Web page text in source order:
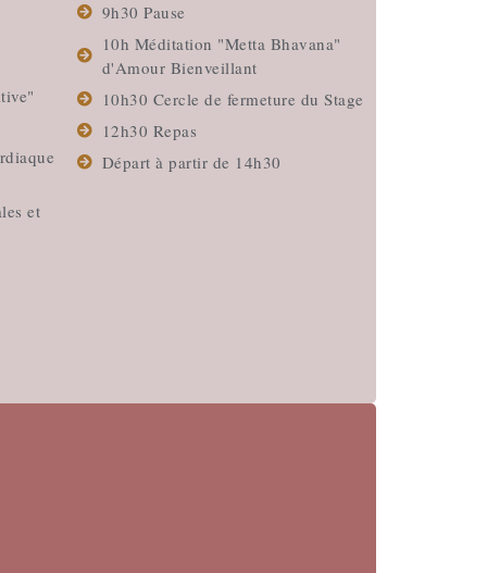
et
9h30 Pause
10h Méditation "Metta Bhavana"
d'Amour Bienveillant
10h30 Cercle de fermeture du Stage
12h30 Repas
Départ à partir de 14h30